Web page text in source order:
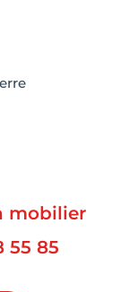
mobilier
55 85